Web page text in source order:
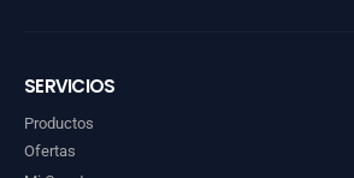
SERVICIOS
Productos
Ofertas